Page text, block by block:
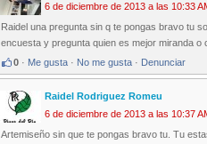
6 de diciembre de 2013 a las 10:33
Raidel una pregunta sin q te pongas bravo tu
encuesta y pregunta quien es mejor miranda
0 · Me gusta · No me gusta · Denunciar
Raidel Rodriguez Romeu
6 de diciembre de 2013 a las 10:37
Artemiseño sin que te pongas bravo tu. Tu